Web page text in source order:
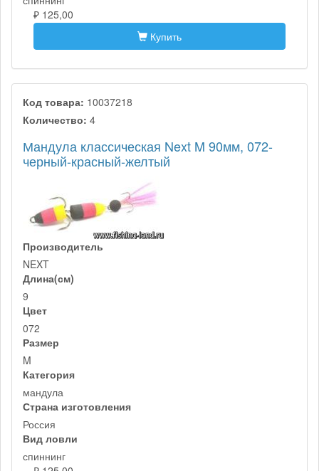
₽ 125,00
Купить
Код товара: 10037218
Количество: 4
Мандула классическая Next M 90мм, 072-
черный-красный-желтый
Производитель
NEXT
Длина(см)
9
Цвет
072
Размер
M
Категория
мандула
Страна изготовления
Россия
Вид ловли
спиннинг